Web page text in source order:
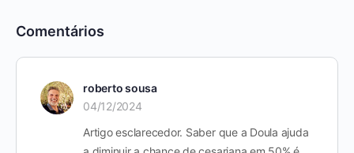
Comentários
roberto sousa
04/12/2024
Artigo esclarecedor. Saber que a Doula ajuda